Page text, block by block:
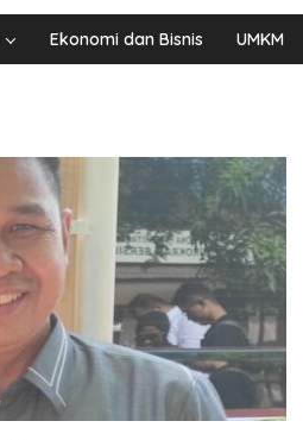
Ekonomi dan Bisnis UMKM